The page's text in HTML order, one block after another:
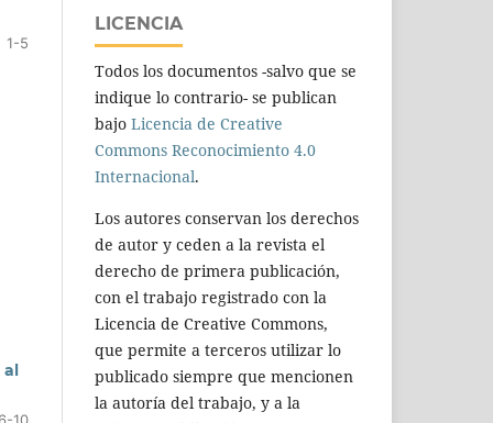
1-5
al
6-10
LICENCIA
Todos los documentos -salvo que se
indique lo contrario- se publican
bajo Licencia de Creative
Commons Reconocimiento 4.0
Internacional.
Los autores conservan los derechos
de autor y ceden a la revista el
derecho de primera publicación,
con el trabajo registrado con la
Licencia de Creative Commons,
que permite a terceros utilizar lo
publicado siempre que mencionen
la autoría del trabajo, y a la